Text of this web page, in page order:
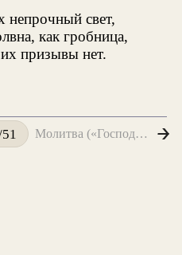
непрочный свет,
как гробница,
призывы нет.
Молитва («Господи Боже, склони свои взоры...»)